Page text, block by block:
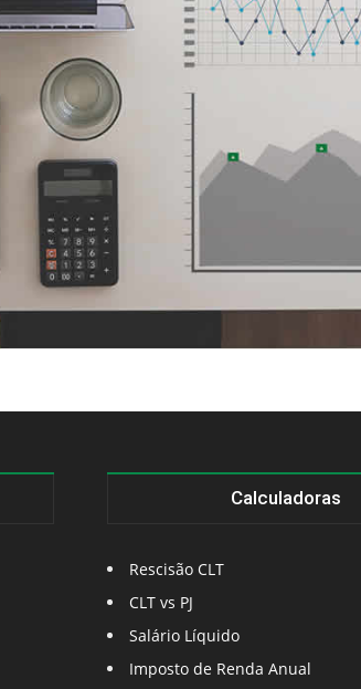
Calculadoras
Rescisão CLT
CLT vs PJ
Salário Líquido
Imposto de Renda Anual